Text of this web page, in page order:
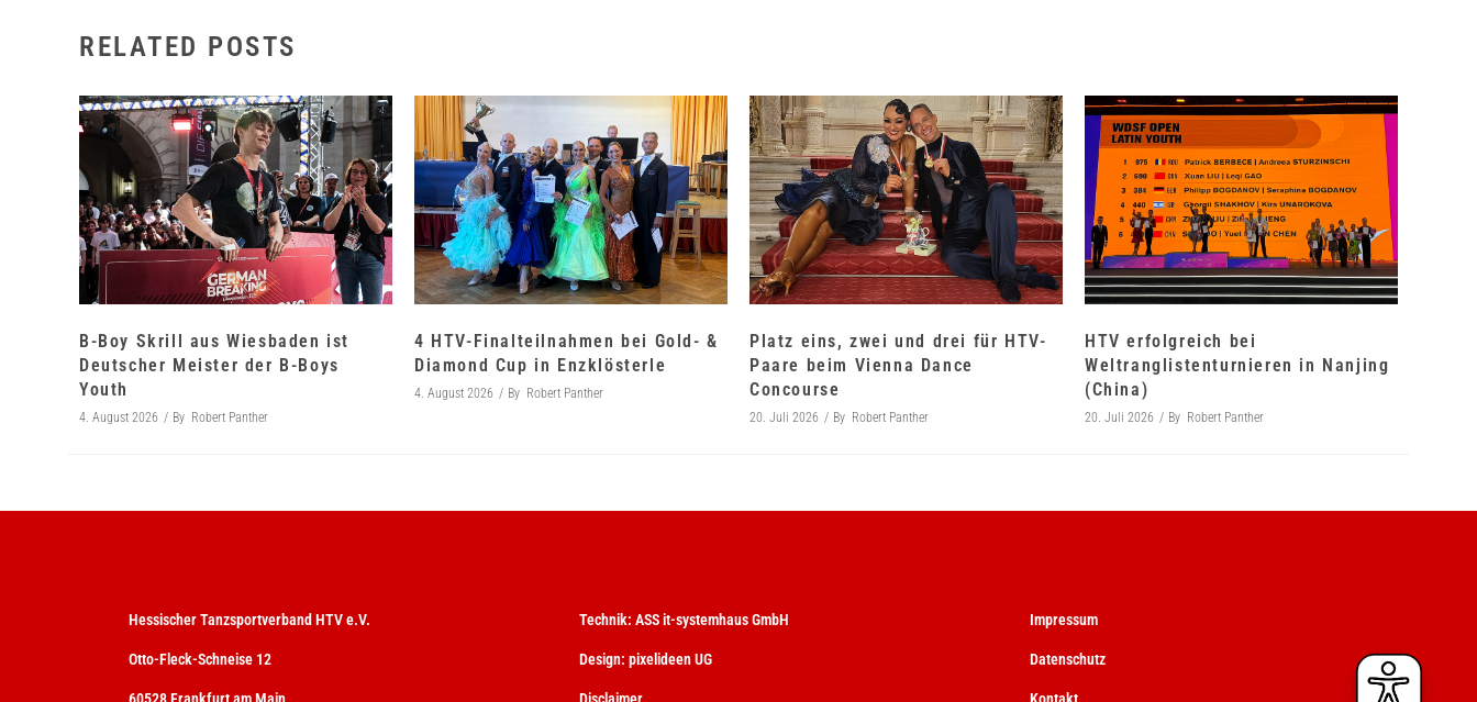
RELATED POSTS
B-Boy Skrill aus Wiesbaden ist
Deutscher Meister der B-Boys
Youth
4. August 2026 By Robert Panther
4 HTV-Finalteilnahmen bei Gold- &
Diamond Cup in Enzklösterle
4. August 2026 By Robert Panther
Platz eins, zwei und drei für HTV-
Paare beim Vienna Dance
Concourse
20. Juli 2026 By Robert Panther
HTV erfolgreich bei
Weltranglistenturnieren in Nanjing
(China)
20. Juli 2026 By Robert Panther
Hessischer Tanzsportverband HTV e.V.
Otto-Fleck-Schneise 12
Technik: ASS it-systemhaus GmbH
Design: pixelideen UG
Impressum
Datenschutz